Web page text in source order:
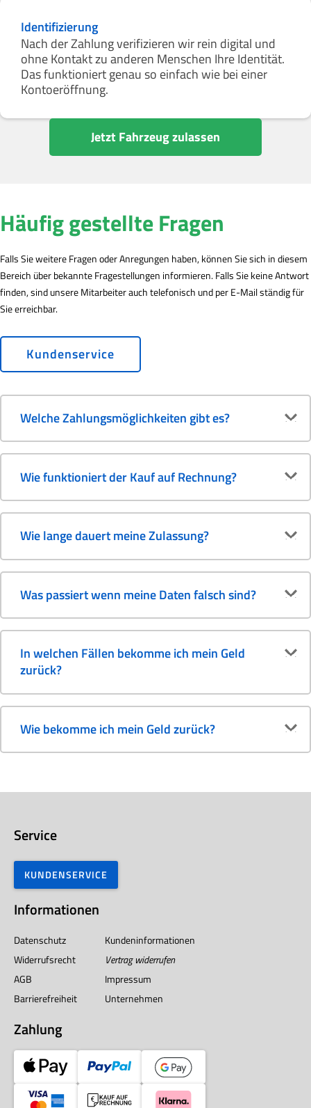
Identifizierung
Nach der Zahlung verifizieren wir rein digital und
ohne Kontakt zu anderen Menschen Ihre Identität.
Das funktioniert genau so einfach wie bei einer
Kontoeröffnung.
Jetzt Fahrzeug zulassen
Häufig gestellte Fragen
Falls Sie weitere Fragen oder Anregungen haben, können Sie sich in diesem
Bereich über bekannte Fragestellungen informieren. Falls Sie keine Antwort
finden, sind unsere Mitarbeiter auch telefonisch und per E-Mail ständig für
Sie erreichbar.
Kundenservice
Welche Zahlungsmöglichkeiten gibt es?
Wie funktioniert der Kauf auf Rechnung?
Wie lange dauert meine Zulassung?
Was passiert wenn meine Daten falsch sind?
In welchen Fällen bekomme ich mein Geld
zurück?
Wie bekomme ich mein Geld zurück?
Service
KUNDENSERVICE
Informationen
Datenschutz
Kundeninformationen
Widerrufsrecht
Vertrag widerrufen
AGB
Impressum
Barrierefreiheit
Unternehmen
Zahlung